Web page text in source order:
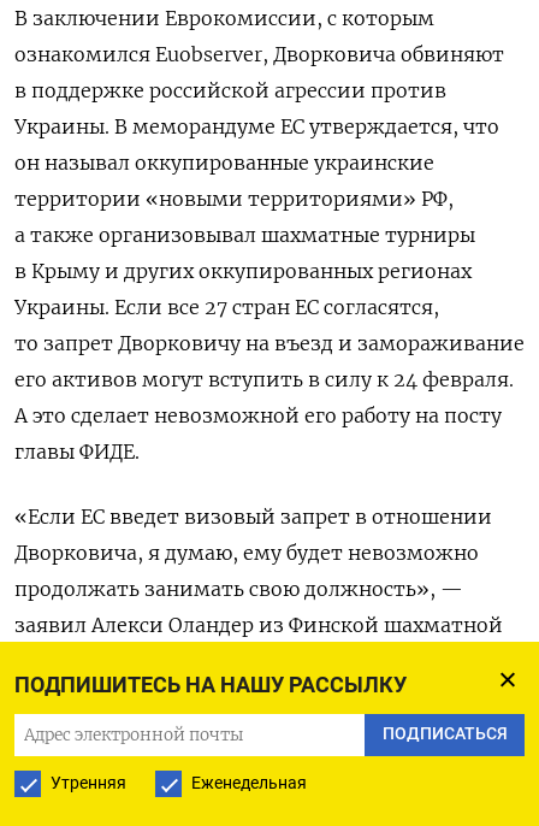
ПОДПИШИТЕСЬ НА НАШУ РАССЫЛКУ
ПОДПИСАТЬСЯ
Утренняя Еженедельная
В заключении Еврокомиссии, с которым
ознакомился Euobserver, Дворковича обвиняют
в поддержке российской агрессии против
Украины. В меморандуме ЕС утверждается, что
он называл оккупированные украинские
территории «новыми территориями» РФ,
а также организовывал шахматные турниры
в Крыму и других оккупированных регионах
Украины. Если все 27 стран ЕС согласятся,
то запрет Дворковичу на въезд и замораживание
его активов могут вступить в силу к 24 февраля.
А это сделает невозможной его работу на посту
главы ФИДЕ.
«Если ЕС введет визовый запрет в отношении
Дворковича, я думаю, ему будет невозможно
продолжать занимать свою должность», —
заявил Алекси Оландер из Финской шахматной
Украины Владимир Ковальчук подчеркнул, что
после санкций Дворкович должен
автоматически подать в отставку. В самой ФИДЕ
заявили, что в случае возникновения подобной